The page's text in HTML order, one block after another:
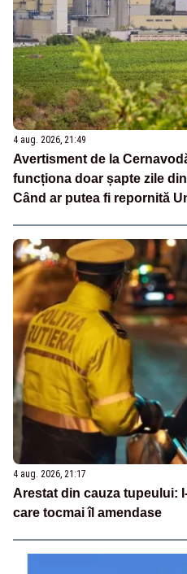
4 aug. 2026, 21:49
Avertisment de la
funcționa doar șapte zile
Când ar putea fi repornită
4 aug. 2026, 21:17
Arestat din cauza tupeului:
care tocmai îl amendase